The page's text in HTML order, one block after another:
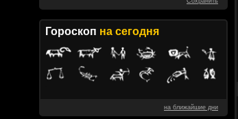
Гороскоп на сегодня
на ближайшие дни